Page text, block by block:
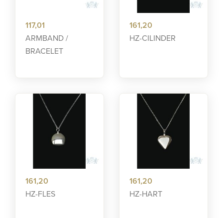
117,01
ARMBAND /
BRACELET
161,20
HZ-CILINDER
161,20
HZ-FLES
161,20
HZ-HART